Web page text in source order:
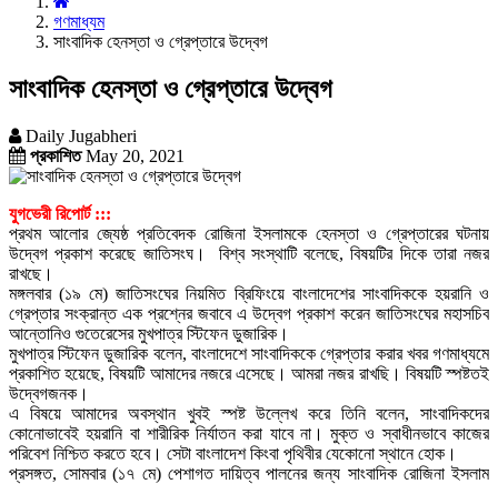
গণমাধ্যম
সাংবাদিক হেনস্তা ও গ্রেপ্তারে উদ্বেগ
সাংবাদিক হেনস্তা ও গ্রেপ্তারে উদ্বেগ
Daily Jugabheri
প্রকাশিতMay 20, 2021
যুগভেরী রিপোর্ট :::
প্রথম আলোর জ্যেষ্ঠ প্রতিবেদক রোজিনা ইসলামকে হেনস্তা ও গ্রেপ্তারের ঘটনায়
উদ্বেগ প্রকাশ করেছে জাতিসংঘ। বিশ্ব সংস্থাটি বলেছে, বিষয়টির দিকে তারা নজর
রাখছে।
মঙ্গলবার (১৯ মে) জাতিসংঘের নিয়মিত ব্রিফিংয়ে বাংলাদেশের সাংবাদিককে হয়রানি ও
গ্রেপ্তার সংক্রান্ত এক প্রশ্নের জবাবে এ উদ্বেগ প্রকাশ করেন জাতিসংঘের মহাসচিব
আন্তোনিও গুতেরেসের মুখপাত্র স্টিফেন ডুজারিক।
মুখপাত্র স্টিফেন ডুজারিক বলেন, বাংলাদেশে সাংবাদিককে গ্রেপ্তার করার খবর গণমাধ্যমে
প্রকাশিত হয়েছে, বিষয়টি আমাদের নজরে এসেছে। আমরা নজর রাখছি। বিষয়টি স্পষ্টতই
উদ্বেগজনক।
এ বিষয়ে আমাদের অবস্থান খুবই স্পষ্ট উল্লেখ করে তিনি বলেন, সাংবাদিকদের
কোনোভাবেই হয়রানি বা শারীরিক নির্যাতন করা যাবে না। মুক্ত ও স্বাধীনভাবে কাজের
পরিবেশ নিশ্চিত করতে হবে। সেটা বাংলাদেশ কিংবা পৃথিবীর যেকোনো স্থানে হোক।
প্রসঙ্গত, সোমবার (১৭ মে) পেশাগত দায়িত্ব পালনের জন্য সাংবাদিক রোজিনা ইসলাম